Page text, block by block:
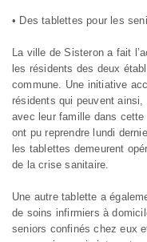
• Des tablettes pour les
La ville de Sisteron a fait
les résidents des deux
commune. Une initiative
résidents qui peuvent ainsi,
avec leur famille dans
ont pu reprendre lundi
les tablettes demeurent
de la crise sanitaire.
Une autre tablette a
de soins infirmiers à
seniors confinés chez eux